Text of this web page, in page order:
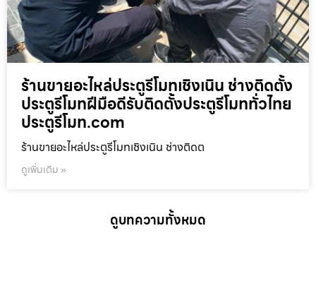
ร้านขายอะไหล่ประตูรีโมทเชิงเนิน ช่างติดตั้ง
ประตูรีโมทฝีมือดีรับติดตั้งประตูรีโมททั่วไทย
ประตูรีโมท.com
ร้านขายอะไหล่ประตูรีโมทเชิงเนิน ช่างติดต
ดูเพิ่มเติม »
ดูบทความทั้งหมด